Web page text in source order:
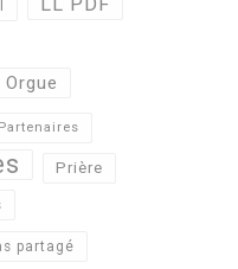
Orgue
Partenaires
Prière
partagé